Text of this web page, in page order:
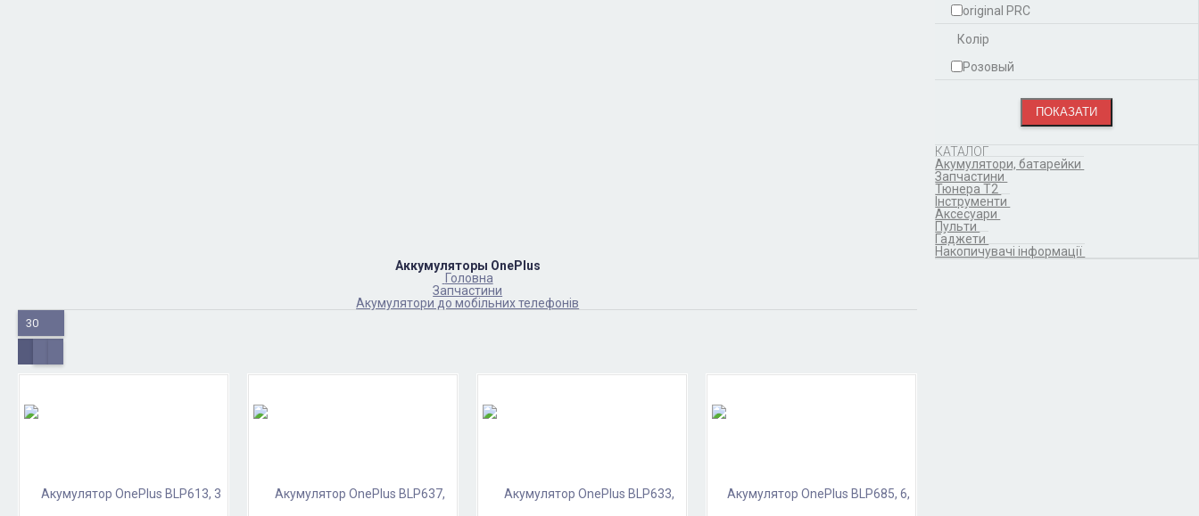
original PRC
Колір
Розовый
КАТАЛОГ
Акумулятори, батарейки
Запчастини
Тюнера T2
Інструменти
Аксесуари
Пульти
Гаджети
Накопичувачі інформації
Аккумуляторы OnePlus
Головна
Запчастини
Акумулятори до мобільних телефонів
30